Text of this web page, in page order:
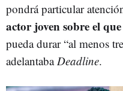
pondrá particular
actor joven sobre el
pueda durar “al menos
adelantabaDeadline.